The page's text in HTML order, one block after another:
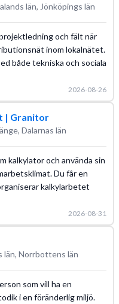
län, Jönköpings län
och fält när
inom lokalnätet.
både tekniska och sociala
2026-08-26
| Granitor
Dalarnas län
kalkylator och använda sin
Du får en
kalkylarbetet
2026-08-31
län, Norrbottens län
som vill ha en
i en föränderlig miljö.